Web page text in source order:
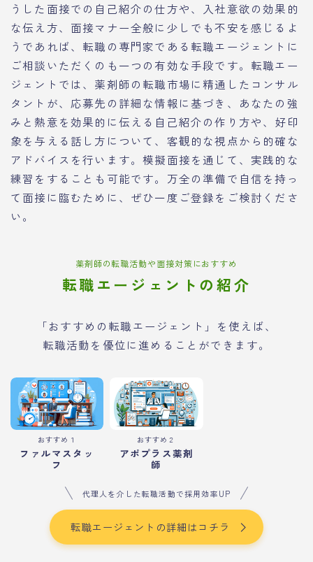
うした面接での自己紹介の仕方や、入社意欲の効果的
な伝え方、面接マナー全般に少しでも不安を感じるよ
うであれば、転職の専門家である転職エージェントに
ご相談いただくのも一つの有効な手段です。転職エー
ジェントでは、薬剤師の転職市場に精通したコンサル
タントが、応募先の詳細な情報に基づき、あなたの強
みと熱意を効果的に伝える自己紹介の作り方や、好印
象を与える話し方について、客観的な視点から的確な
アドバイスを行います。模擬面接を通じて、実践的な
練習をすることも可能です。万全の準備で自信を持っ
て面接に臨むために、ぜひ一度ご登録をご検討くださ
い。
薬剤師の転職活動や面接対策におすすめ
転職エージェントの紹介
「おすすめの転職エージェント」を使えば、
転職活動を優位に進めることができます。
おすすめ１
ファルマスタッ
フ
おすすめ２
アポプラス薬剤
師
代理人を介した転職活動で採用効率UP
転職エージェントの詳細はコチラ